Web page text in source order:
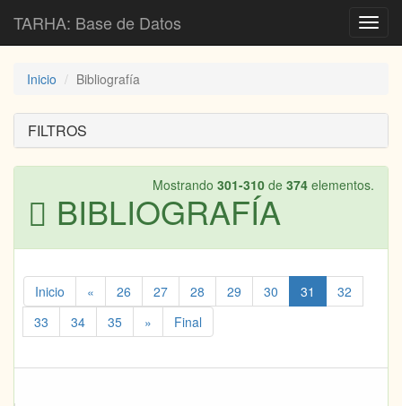
TARHA: Base de Datos
Inicio Bibliografía
FILTROS
Mostrando 301-310 de 374 elementos.
BIBLIOGRAFÍA
Inicio « 26 27 28 29 30 31
32
33
34 35 » Final